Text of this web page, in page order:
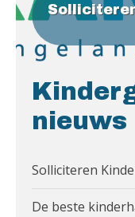
nieuws
Solliciteren
De beste